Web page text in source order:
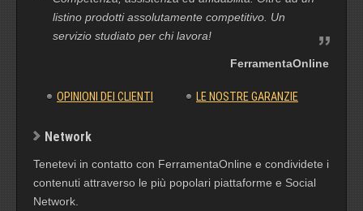
listino prodotti assolutamente competitivo. Un
servizio studiato per chi lavora!
FerramentaOnline
OPINIONI DEI CLIENTI LE NOSTRE GARANZIE
Network
Tenetevi in contatto con FerramentaOnline e condividete i
contenuti attraverso le più popolari piattaforme e Social
Network.